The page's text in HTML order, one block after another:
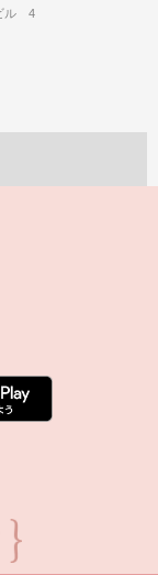
ル 4